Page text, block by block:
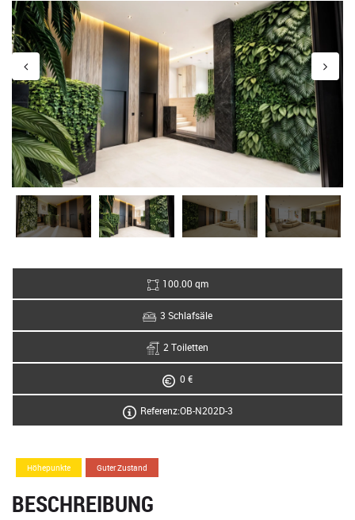
100.00 qm
3 Schlafsäle
2 Toiletten
0 €
Referenz:OB-N202D-3
Höhepunkte Guter Zustand
BESCHREIBUNG